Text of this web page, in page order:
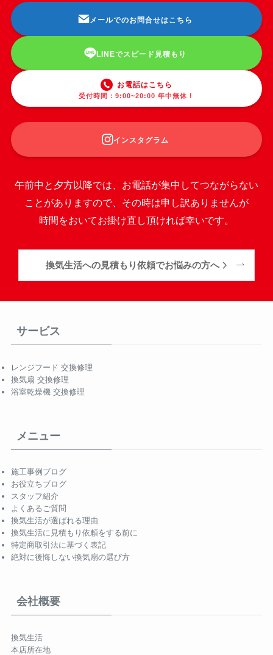
メールでのお問合せはこちら
LINEでスピード見積もり
お電話はこちら
受付時間：9:00~20:00 年中無休！
インスタグラム
午前中と夕方以降では、お電話が集中してつながらない
ことがありますので、その時は申し訳ありませんが
時間をおいてお掛け直し頂ければ幸いです。
換気生活への見積もり依頼でお悩みの方へ
サービス
レンジフード 交換修理
換気扇 交換修理
浴室乾燥機 交換修理
メニュー
施工事例ブログ
お役立ちブログ
スタッフ紹介
よくあるご質問
換気生活が選ばれる理由
換気生活に見積もり依頼をする前に
特定商取引法に基づく表記
絶対に後悔しない換気扇の選び方
会社概要
換気生活
本店所在地